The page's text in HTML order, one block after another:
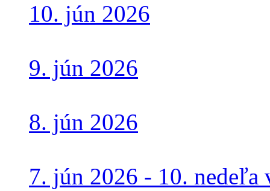
10. jún 2026
9. jún 2026
8. jún 2026
7. jún 2026 - 10. nedeľa